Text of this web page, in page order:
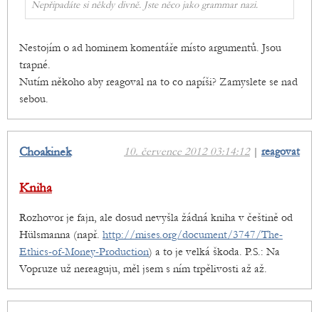
Nepřipadáte si někdy divně. Jste něco jako grammar nazi.
Nestojím o ad hominem komentáře místo argumentů. Jsou
trapné.
Nutím někoho aby reagoval na to co napíši? Zamyslete se nad
sebou.
10. července 2012 03:14:12| reagovat
Choakinek
Kniha
Rozhovor je fajn, ale dosud nevyšla žádná kniha v češtině od
Hülsmanna (např. http://mises.org/document/3747/The-
Ethics-of-Money-Production) a to je velká škoda. P.S.: Na
Vopruze už nereaguju, měl jsem s ním trpělivosti až až.